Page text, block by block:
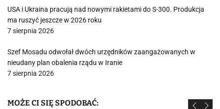
USA i Ukraina pracują nad nowymi rakietami do S-300. Produkcja
ma ruszyć jeszcze w 2026 roku
7 sierpnia 2026
Szef Mosadu odwołał dwóch urzędników zaangażowanych w
nieudany plan obalenia rządu w Iranie
7 sierpnia 2026
MOŻE CI SIĘ SPODOBAĆ: